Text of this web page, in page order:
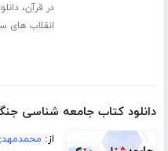
در قرآن،
انقلاب های
دانلود کتاب جامعه شناسی
از: